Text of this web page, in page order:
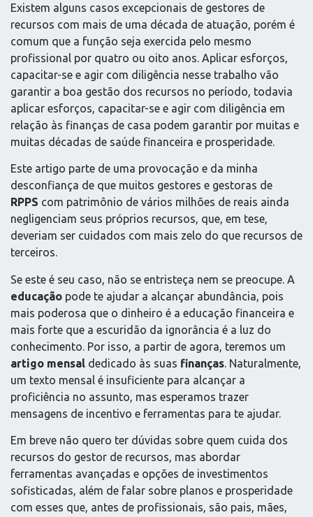
Existem alguns casos excepcionais de gestores de
recursos com mais de uma década de atuação, porém é
comum que a função seja exercida pelo mesmo
profissional por quatro ou oito anos. Aplicar esforços,
capacitar-se e agir com diligência nesse trabalho vão
garantir a boa gestão dos recursos no período, todavia
aplicar esforços, capacitar-se e agir com diligência em
relação às finanças de casa podem garantir por muitas e
muitas décadas de saúde financeira e prosperidade.
Este artigo parte de uma provocação e da minha
desconfiança de que muitos gestores e gestoras de
RPPS com patrimônio de vários milhões de reais ainda
negligenciam seus próprios recursos, que, em tese,
deveriam ser cuidados com mais zelo do que recursos de
terceiros.
Se este é seu caso, não se entristeça nem se preocupe. A
educação pode te ajudar a alcançar abundância, pois
mais poderosa que o dinheiro é a educação financeira e
mais forte que a escuridão da ignorância é a luz do
conhecimento. Por isso, a partir de agora, teremos um
artigo mensal dedicado às suas finanças. Naturalmente,
um texto mensal é insuficiente para alcançar a
proficiência no assunto, mas esperamos trazer
mensagens de incentivo e ferramentas para te ajudar.
Em breve não quero ter dúvidas sobre quem cuida dos
recursos do gestor de recursos, mas abordar
ferramentas avançadas e opções de investimentos
sofisticadas, além de falar sobre planos e prosperidade
com esses que, antes de profissionais, são pais, mães,